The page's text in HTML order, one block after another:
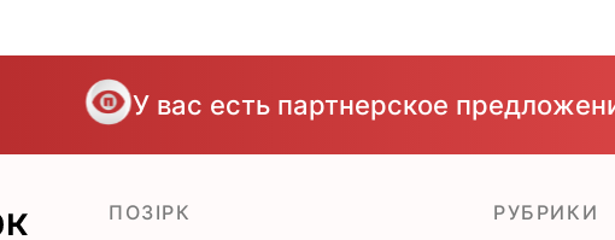
У вас есть партнерское
ПОЗІРК РУБРИКИ